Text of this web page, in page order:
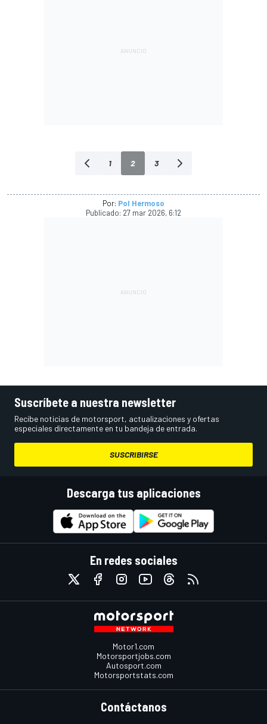
1 2 3
Por: Pol Hermoso
Publicado: 27 mar 2026, 6:12
Suscríbete a nuestra newsletter
Recibe noticias de motorsport, actualizaciones y ofertas
especiales directamente en tu bandeja de entrada.
SUSCRIBIRSE
Descarga tus aplicaciones
En redes sociales
Motor1.com
Motorsportjobs.com
Autosport.com
Motorsportstats.com
Contáctanos